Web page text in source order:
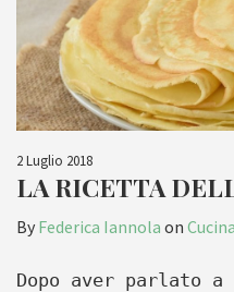
2 Luglio 2018
LA RICETTA
By Federica Iannola on Cucina
Dopo aver parlato